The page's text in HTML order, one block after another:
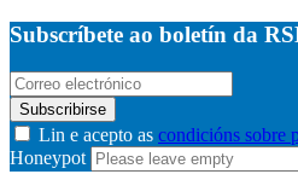
Subscríbete ao boletín da
Subscribirse
Lin e acepto as condicións sobre
Honeypot